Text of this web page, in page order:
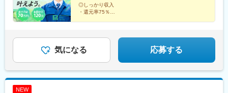
庭瀬駅、瀬戸駅、備前西市駅、東山・おかでんミュージアム駅、
竹原駅、大竹駅、山麓駅(千光寺山)、三次駅、三原駅、府中駅(広
島県)、徳山駅、阿南駅、阿波池田駅、穴吹駅、吉成駅、宇和島
甘木駅(西鉄線)、奈多駅、西鉄柳川駅、羽犬塚駅、大牟田駅、唐津
駅、伊万里駅、五島町駅、霊丘公園体育館駅、本諫早駅、大学病
院駅、新大村駅、早岐駅、中佐世保駅、八代駅、三角駅、木葉
駅、玉名駅、人吉温泉駅、宮地駅、大分駅、佐伯駅、中津駅(大分
県)、日田駅、宇佐駅、別府駅(大分県)、鶴崎駅、延岡駅、西都城
駅、八潮駅、千葉駅、東海神駅、松戸駅、市川真間駅、柏駅、五
井駅、木更津駅、新習志野駅、浦安駅(千葉県)、八王子駅、町田
駅、府中駅(東京都)、調布駅、保谷駅、麹町駅、茅場町駅、赤坂駅
沢本町駅、平塚駅、本厚木駅、新潟駅、長岡駅、上越妙高駅、富
山駅、金沢駅、福井駅、甲府駅、長野駅、岐阜駅、浜松駅、静岡
駅、富士宮駅、近鉄名古屋駅、豊田市駅、尾張一宮駅、豊橋駅、
◎しっかり収入
・還元率75％
◎ワークライフバランス
・年間休日120日
・完全週休2日制
・出張時帰省費年3回
気になる 応募する
NEW